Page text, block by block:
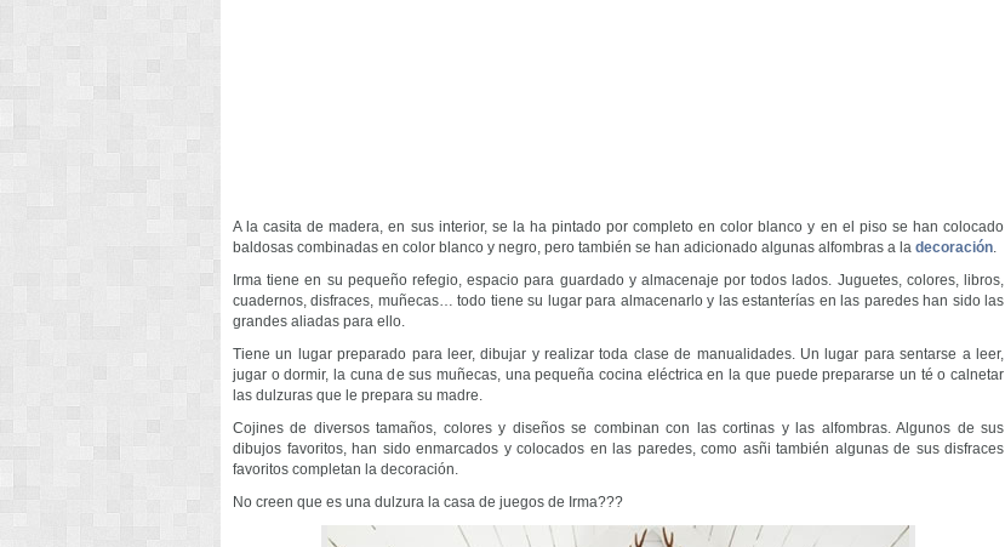
A la casita de madera, en sus interior, se la ha pintado por completo en color blanco y en el piso se han colocado
baldosas combinadas en color blanco y negro, pero también se han adicionado algunas alfombras a la decoración.
Irma tiene en su pequeño refegio, espacio para guardado y almacenaje por todos lados. Juguetes, colores, libros,
cuadernos, disfraces, muñecas… todo tiene su lugar para almacenarlo y las estanterías en las paredes han sido las
grandes aliadas para ello.
Tiene un lugar preparado para leer, dibujar y realizar toda clase de manualidades. Un lugar para sentarse a leer,
jugar o dormir, la cuna de sus muñecas, una pequeña cocina eléctrica en la que puede prepararse un té o calnetar
las dulzuras que le prepara su madre.
Cojines de diversos tamaños, colores y diseños se combinan con las cortinas y las alfombras. Algunos de sus
dibujos favoritos, han sido enmarcados y colocados en las paredes, como asñi también algunas de sus disfraces
favoritos completan la decoración.
No creen que es una dulzura la casa de juegos de Irma???